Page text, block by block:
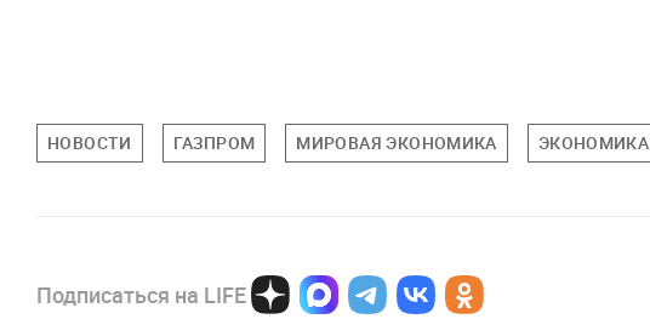
НОВОСТИ ГАЗПРОМ МИРОВАЯ ЭКОНОМИКА ЭКОНОМИКА
Подписаться на LIFE